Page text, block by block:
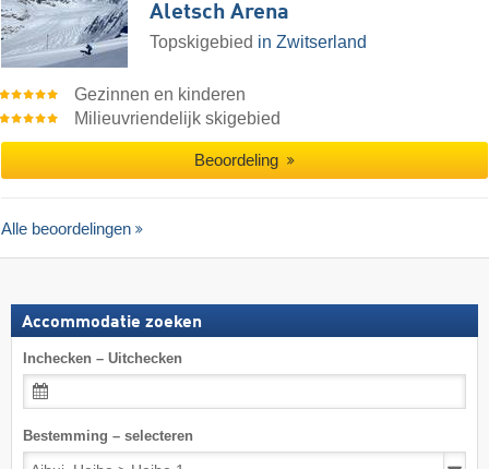
Aletsch Arena
Topskigebied in Zwitserland
Gezinnen en kinderen
Milieuvriendelijk skigebied
Beoordeling
Alle beoordelingen
Accommodatie zoeken
Inchecken – Uitchecken
Bestemming – selecteren